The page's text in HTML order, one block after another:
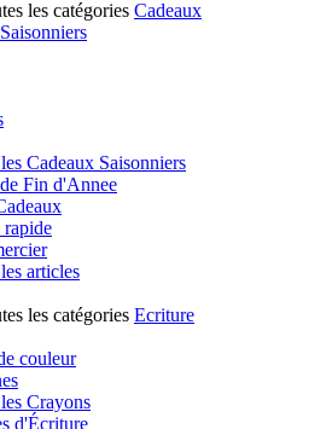
les catégories Cadeaux
Cadeaux Saisonniers
Fin d'Annee
articles
les catégories Ecriture
couleur
Crayons
d'Écriture